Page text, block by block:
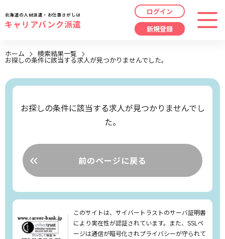
勤務地 指定なし
時給/日給/月給から選択
こだわり 指定なし
リセット 検索する
最近見た求人
求人履歴はありません。
最近利用した検索条件
検索履歴はありません。
北海道の人材派遣・お仕事さがしは
キャリアバンク派遣
ログイン
新規登録
ホーム 検索結果一覧
お探しの条件に該当する求人が見つかりませんでした。
お探しの条件に該当する求人が見つかりませんでし
た。
前のページに戻る
このサイトは、サイバートラストのサーバ証明書
により実在性が認証されています。また、SSLペ
ージは通信が暗号化されプライバシーが守られて